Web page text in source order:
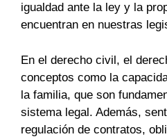
igualdad ante la ley y la
encuentran en nuestras
En el derecho civil, el
conceptos como la
la familia, que son
sistema legal. Además,
regulación de contratos,